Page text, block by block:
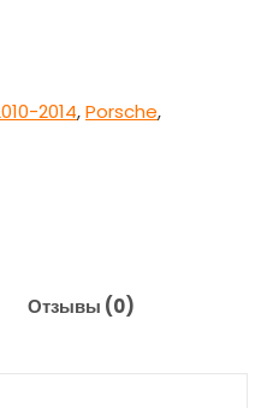
2014,Porsche,
Отзывы (0)